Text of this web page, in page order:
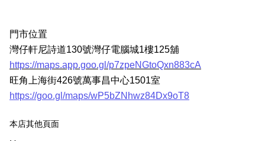
門市位置
灣仔軒尼詩道130號灣仔電腦城1樓125舖
https://maps.app.goo.gl/p7zpeNGtoQxn883cA
旺角上海街426號萬事昌中心1501室
https://goo.gl/maps/wP5bZNhwz84Dx9oT8
本店其他頁面